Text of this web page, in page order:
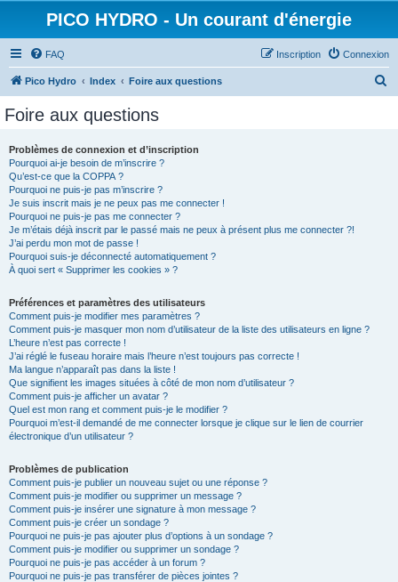
PICO HYDRO - Un courant d'énergie
FAQ Connexion
Inscription
Pico Hydro Index Foire aux questions
Foire aux questions
Problèmes de connexion et d’inscription
Pourquoi ai-je besoin de m’inscrire ?
Qu’est-ce que la COPPA ?
Pourquoi ne puis-je pas m’inscrire ?
Je suis inscrit mais je ne peux pas me connecter !
Pourquoi ne puis-je pas me connecter ?
Je m’étais déjà inscrit par le passé mais ne peux à présent plus me connecter ?!
J’ai perdu mon mot de passe !
Pourquoi suis-je déconnecté automatiquement ?
À quoi sert « Supprimer les cookies » ?
Préférences et paramètres des utilisateurs
Comment puis-je modifier mes paramètres ?
Comment puis-je masquer mon nom d’utilisateur de la liste des utilisateurs en ligne ?
L’heure n’est pas correcte !
J’ai réglé le fuseau horaire mais l’heure n’est toujours pas correcte !
Ma langue n’apparaît pas dans la liste !
Que signifient les images situées à côté de mon nom d’utilisateur ?
Comment puis-je afficher un avatar ?
Quel est mon rang et comment puis-je le modifier ?
Pourquoi m’est-il demandé de me connecter lorsque je clique sur le lien de courrier
électronique d’un utilisateur ?
Problèmes de publication
Comment puis-je publier un nouveau sujet ou une réponse ?
Comment puis-je modifier ou supprimer un message ?
Comment puis-je insérer une signature à mon message ?
Comment puis-je créer un sondage ?
Pourquoi ne puis-je pas ajouter plus d’options à un sondage ?
Comment puis-je modifier ou supprimer un sondage ?
Pourquoi ne puis-je pas accéder à un forum ?
Pourquoi ne puis-je pas transférer de pièces jointes ?